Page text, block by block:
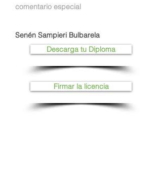
comentario especial
Senén Sampieri Bulbarela
Descarga tu Diploma
Firmar la licencia